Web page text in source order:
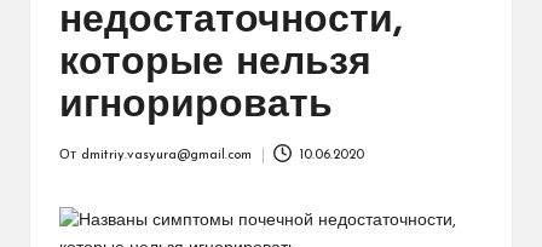
недостаточности,
которые нельзя
игнорировать
От dmitriy.vasyura@gmail.com 10.06.2020